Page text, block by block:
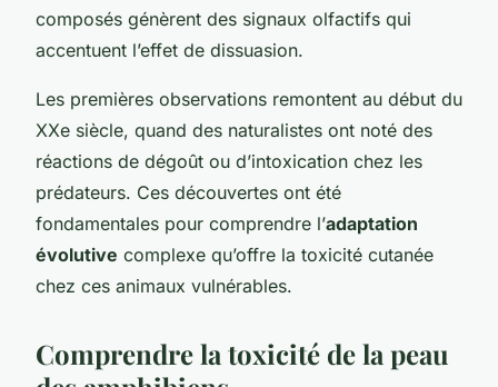
composés génèrent des signaux olfactifs qui
accentuent l’effet de dissuasion.
Les premières observations remontent au début du
XXe siècle, quand des naturalistes ont noté des
réactions de dégoût ou d’intoxication chez les
prédateurs. Ces découvertes ont été
fondamentales pour comprendre l’adaptation
évolutive complexe qu’offre la toxicité cutanée
chez ces animaux vulnérables.
Comprendre la toxicité de la peau